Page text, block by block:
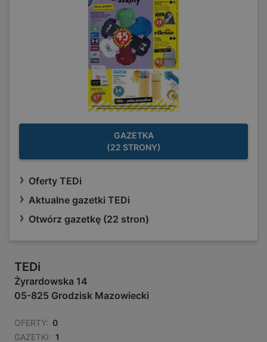
GAZETKA
(22 STRONY)
Oferty TEDi
Aktualne gazetki TEDi
Otwórz gazetkę (22 stron)
TEDi
Żyrardowska 14
05-825 Grodzisk Mazowiecki
OFERTY: 0
GAZETKI: 1